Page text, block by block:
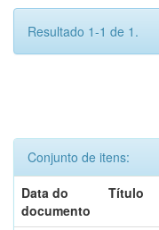
Resultado 1-1 de 1.
Conjunto de itens:
Data do
documento
Título